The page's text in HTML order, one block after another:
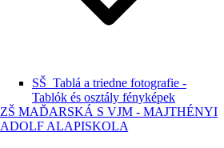
SŠ_Tablá a triedne fotografie -
Tablók és osztály fényképek
ZŠ MAĎARSKÁ S VJM - MAJTHÉNYI
ADOLF ALAPISKOLA